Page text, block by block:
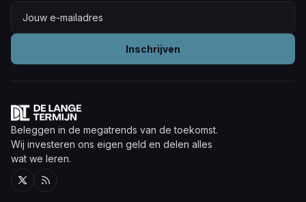
Inschrijven
Beleggen in de megatrends van de toekomst.
Wij investeren ons eigen geld en delen alles
wat we leren.